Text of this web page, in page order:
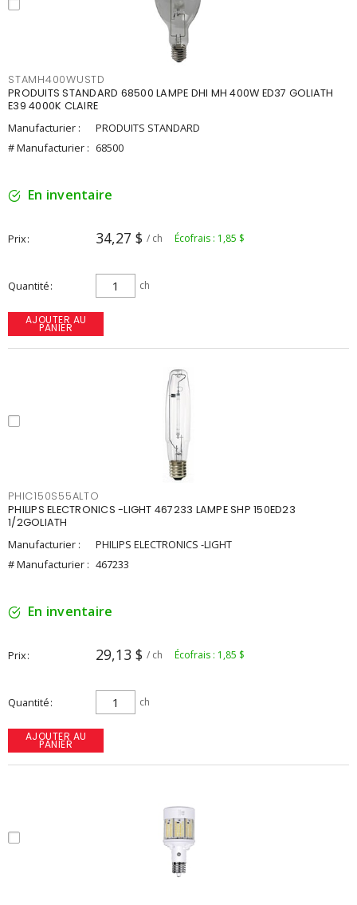
STAMH400WUSTD
PRODUITS STANDARD 68500 LAMPE DHI MH 400W ED37 GOLIATH
E39 4000K CLAIRE
Manufacturier :
PRODUITS STANDARD
# Manufacturier : 68500
En inventaire
Prix 34,27 $ / ch Écofrais : 1,85 $
Quantité ch
AJOUTER AU
PANIER
PHIC150S55ALTO
PHILIPS ELECTRONICS -LIGHT 467233 LAMPE SHP 150ED23
1/2GOLIATH
Manufacturier :
PHILIPS ELECTRONICS -LIGHT
# Manufacturier : 467233
En inventaire
Prix 29,13 $ / ch Écofrais : 1,85 $
Quantité ch
AJOUTER AU
PANIER